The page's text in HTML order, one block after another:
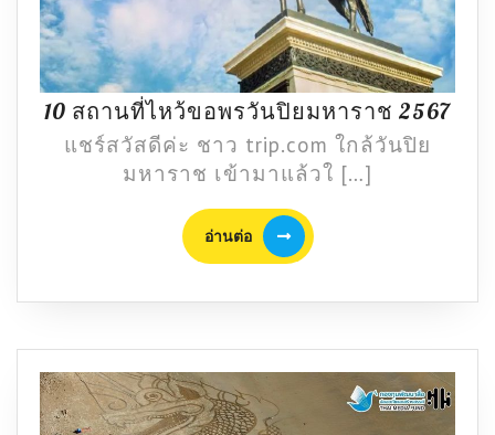
10 สถานที่ไหว้ขอพรวันปิยมหาราช 256710
ปิย
แชร์สวัสดีค่ะ ชาว trip.com ใกล้วันปิย
มหาราช เข้ามาแล้วใ […]
อ่านต่อ
อ่าน
ต่อ